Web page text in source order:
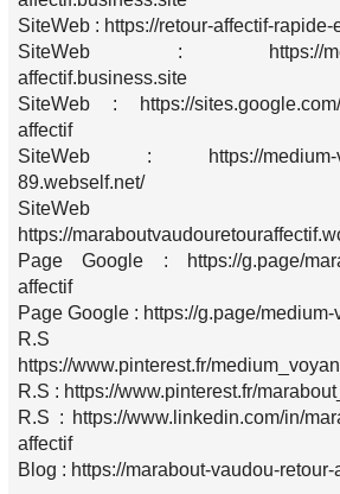
SiteWeb : https://retour-affectif-
SiteWeb : https://
affectif.business.site
SiteWeb : https://sites.google.com/
affectif
SiteWeb : https://medium-
89.webself.net/
https://
Page Google : https://g.page/
affectif
Page Google : https://g.page/
https://www.pinterest.fr/
R.S : https://www.pinterest.fr/
R.S : https://www.linkedin.com/in/
affectif
Blog : https://marabout-vaudou-